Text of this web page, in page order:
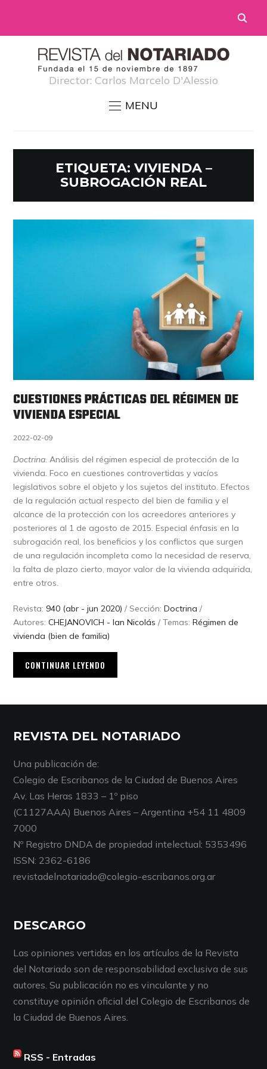
Director: Carlos Marcelo D'Alessio
MENU
ETIQUETA: VIVIENDA –
SUBROGACIÓN REAL
CUESTIONES PRÁCTICAS DEL RÉGIMEN DE
VIVIENDA ESPECIAL
2022-02-09
Doctrina. Análisis del régimen especial de protección de la
vivienda. Foco en cuestiones controvertidas y vacíos
legislativos sobre el objeto y los sujetos del instituto. Efectos
de la regulación actual respecto del bien de familia y el
alcance de la protección con los acreedores anteriores y
posteriores al 1 de agosto de 2015. Especial énfasis en la
subrogación real, los beneficios y los conflictos que surgen
de una regulación incompleta como la necesidad de reserva,
la falta de plazo cierto, mayor valor de la vivienda adquirida,
entre otros.
Revista: 940 (abr - jun 2020) / Sección:Doctrina /
Autores:CHEJANOVICH - Ian Nicolás / Temas:Régimen de
vivienda (bien de familia)
CONTINUAR LEYENDO
REVISTA DEL NOTARIADO
Una publicación de:
Colegio de Escribanos de la Ciudad de Buenos Aires
Av. Las Heras 1833 – 1º piso
(C1127AAA) Buenos Aires – Argentina +54 11 4809
7000
Nº Registro DNDA de propiedad intelectual: 5353496
ISSN: 2362-6186
revistadelnotariado@colegio-escribanos.org.ar
DESCARGO
Las opiniones vertidas en los artículos de la Revista
del Notariado son de responsabilidad exclusiva de sus
autores. Su publicación no es vinculante y no
constituye opinión oficial del Colegio de Escribanos de
la Ciudad de Buenos Aires.
RSS - Entradas